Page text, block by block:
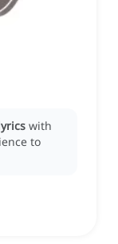
with
to